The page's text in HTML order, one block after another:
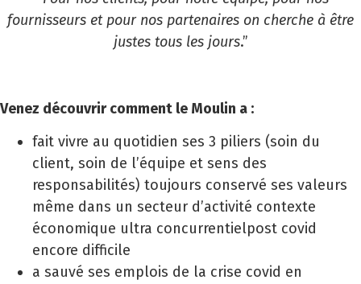
fournisseurs et pour nos partenaires on cherche à être
justes tous les jours.”
Venez découvrir comment le Moulin a :
fait vivre au quotidien ses 3 piliers (soin du
client, soin de l’équipe et sens des
responsabilités) toujours conservé ses valeurs
même dans un secteur d’activité contexte
économique ultra concurrentielpost covid
encore difficile
a sauvé ses emplois de la crise covid en